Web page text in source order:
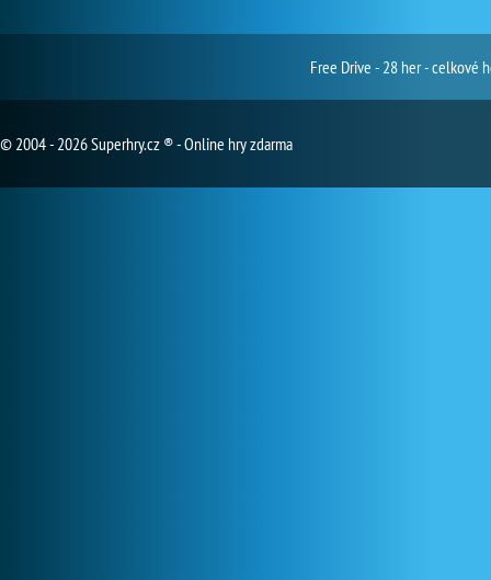
Free Drive - 28 her - celkové
© 2004 - 2026 Superhry.cz ® - Online hry zdarma